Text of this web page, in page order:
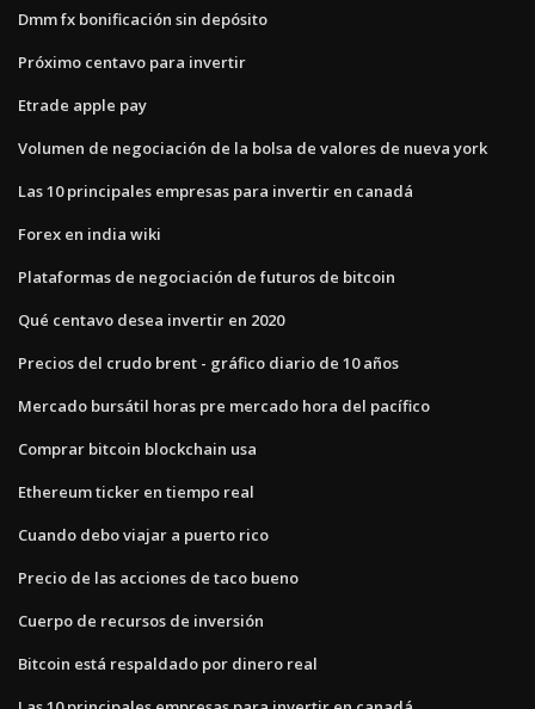
Dmm fx bonificación sin depósito
Próximo centavo para invertir
Etrade apple pay
Volumen de negociación de la bolsa de valores de nueva york
Las 10 principales empresas para invertir en canadá
Forex en india wiki
Plataformas de negociación de futuros de bitcoin
Qué centavo desea invertir en 2020
Precios del crudo brent - gráfico diario de 10 años
Mercado bursátil horas pre mercado hora del pacífico
Comprar bitcoin blockchain usa
Ethereum ticker en tiempo real
Cuando debo viajar a puerto rico
Precio de las acciones de taco bueno
Cuerpo de recursos de inversión
Bitcoin está respaldado por dinero real